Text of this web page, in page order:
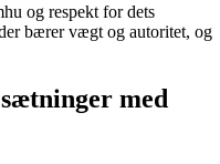
og respekt for dets
bærer vægt og autoritet, og
med